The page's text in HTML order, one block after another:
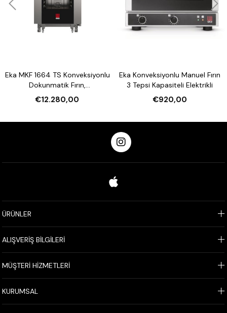
Eka MKF 1664 TS Konveksiyonlu
Dokunmatik Fırın,
Nemlendirmeli 16 Tepsi
Kapasiteli Elektrikli
€12.280,00
Eka Konveksiyonlu Manuel Fırın
3 Tepsi Kapasiteli Elektrikli
€920,00
ÜRÜNLER
ALIŞVERİŞ BİLGİLERİ
MÜŞTERİ HİZMETLERİ
KURUMSAL